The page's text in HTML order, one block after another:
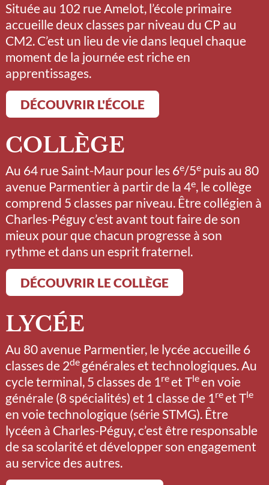
Située au 102 rue Amelot, l’école primaire
accueille deux classes par niveau du CP au
CM2. C’est un lieu de vie dans lequel chaque
moment de la journée est riche en
apprentissages.
DÉCOUVRIR L'ÉCOLE
COLLÈGE
Au 64 rue Saint-Maur pour les 6e/5e puis au 80
avenue Parmentier à partir de la 4e, le collège
comprend 5 classes par niveau. Être collégien à
Charles-Péguy c’est avant tout faire de son
mieux pour que chacun progresse à son
rythme et dans un esprit fraternel.
DÉCOUVRIR LE COLLÈGE
LYCÉE
Au 80 avenue Parmentier, le lycée accueille 6
classes de 2de générales et technologiques. Au
cycle terminal, 5 classes de 1 reet Tleen voie
générale (8 spécialités) et 1 classe de 1 reet Tle
en voie technologique (série STMG). Être
lycéen à Charles-Péguy, c’est être responsable
de sa scolarité et développer son engagement
au service des autres.